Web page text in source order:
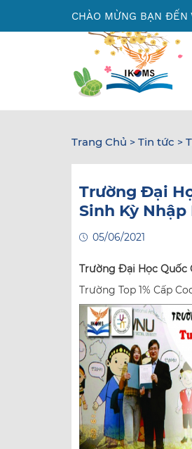
nội
CHÀO MỪNG BẠN ĐẾN
Trang Chủ > Tin tức >
Trường Đại
Sinh Kỳ Nhập
05/06/2021
Trường Đại Học Quốc
Trường Top 1% Cấp